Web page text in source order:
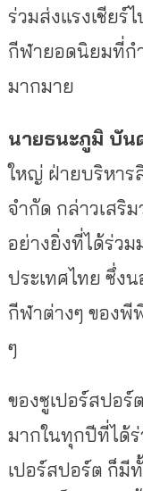
ร่วมส่งแรงเชีย
กีฬายอดนิยมที่ก
มากมาย
นายธนะภูมิ บัน
ใหญ่ ฝ่ายบริหาร
จำกัด กล่าวเสริ
อย่างยิ่งที่ได้ร่ว
ประเทศไทย ซึ่ง
กีฬาต่างๆ ของพี
ๆ
ของซูเปอร์สปอ
มากในทุกปีที่ได้
เปอร์สปอร์ต ก็